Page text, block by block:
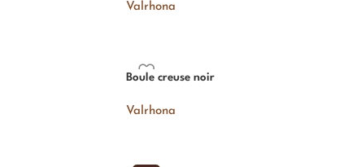
Valrhona
Boule creuse noir
Valrhona